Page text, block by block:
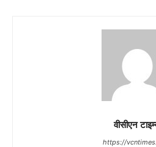
वीसीएन
https://